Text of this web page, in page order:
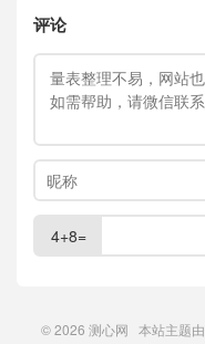
评论
4+8=
© 2026 测心网 本站主题由